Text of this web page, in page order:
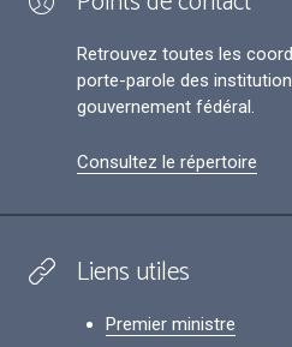
Retrouvez toutes les
porte-parole des
gouvernement fédéral.
Consultez le répertoire
Liens utiles
Premier ministre